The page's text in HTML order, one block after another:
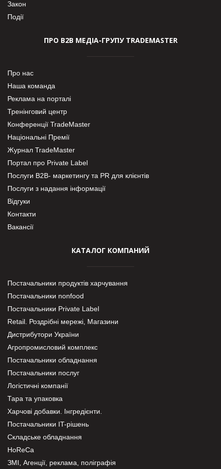
Закон
Події
ПРО В2В МЕДІА-ГРУПУ TRADEMASTER
Про нас
Наша команда
Реклама на порталі
Тренінговий центр
Конференції TradeMaster
Національні Премії
Журнал TradeMaster
Портал про Private Label
Послуги В2В- маркетингу та PR для клієнтів
Послуги з надання інформації
Відгуки
Контакти
Вакансії
КАТАЛОГ КОМПАНИЙ
Постачальники продуктів харчування
Постачальники nonfood
Постачальники Private Label
Retail. Роздрібні мережі, Магазини
Дистрибутори України
Агропромисловий комплекс
Постачальники обладнання
Постачальники послуг
Логістичні компанії
Тара та упаковка
Харчові добавки. Інгредієнти.
Постачальники IT-рішень
Складське обладнання
HoReCa
ЗМІ, Агенції, реклама, поліграфія